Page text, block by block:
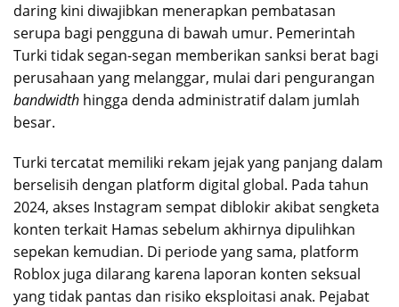
daring kini diwajibkan menerapkan pembatasan
serupa bagi pengguna di bawah umur. Pemerintah
Turki tidak segan-segan memberikan sanksi berat bagi
perusahaan yang melanggar, mulai dari pengurangan
bandwidth hingga denda administratif dalam jumlah
besar.
Turki tercatat memiliki rekam jejak yang panjang dalam
berselisih dengan platform digital global. Pada tahun
2024, akses Instagram sempat diblokir akibat sengketa
konten terkait Hamas sebelum akhirnya dipulihkan
sepekan kemudian. Di periode yang sama, platform
Roblox juga dilarang karena laporan konten seksual
yang tidak pantas dan risiko eksploitasi anak. Pejabat